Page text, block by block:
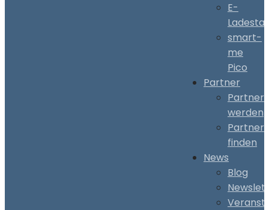
E-
smart-
me
Pico
Partner
Partner
werden
Partner
finden
News
Blog